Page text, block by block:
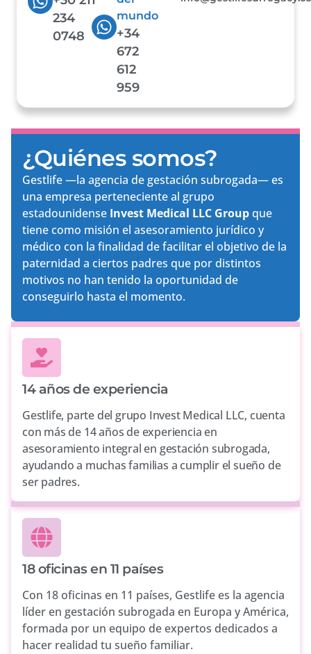
234
0748
mundo
+34
672
612
959
¿Quiénes somos?
Gestlife —la agencia de gestación subrogada— es
una empresa perteneciente al grupo
estadounidense Invest Medical LLC Groupque
tiene como misión el asesoramiento jurídico y
médico con la finalidad de facilitar el objetivo de la
paternidad a ciertos padres que por distintos
motivos no han tenido la oportunidad de
conseguirlo hasta el momento.
14 años de experiencia
Gestlife, parte del grupo Invest Medical LLC, cuenta
con más de 14 años de experiencia en
asesoramiento integral en gestación subrogada,
ayudando a muchas familias a cumplir el sueño de
ser padres.
18 oficinas en 11 países
Con 18 oficinas en 11 países, Gestlife es la agencia
líder en gestación subrogada en Europa y América,
formada por un equipo de expertos dedicados a
hacer realidad tu sueño familiar.